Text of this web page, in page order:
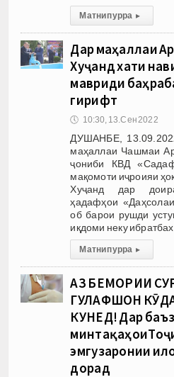
Матни пурра ▸
Дар маҳаллаи
Хуҷанд хати
мавриди
гирифт
🕔 10:30, 13.Сен 2022
ДУШАНБЕ,
маҳаллаи Чашмаи
ҷониби КВД
мақомоти иҷроияи
Хуҷанд дар
ҳадафҳои
об барои рушди
иқдоми неку
Матни пурра ▸
АЗ БЕМОРИИ
ГУЛАФШОН
КУНЕД! Дар
эмгузаронии
дорад